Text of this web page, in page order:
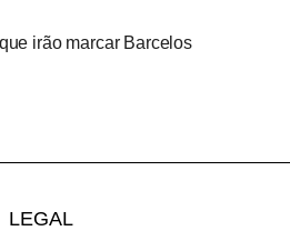
irão marcar Barcelos
LEGAL